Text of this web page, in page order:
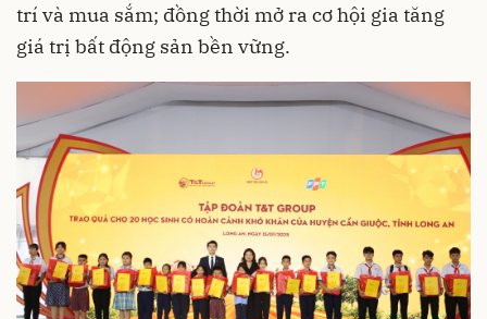
trí và mua sắm; đồng thời mở ra cơ hội gia tăng
giá trị bất động sản bền vững.